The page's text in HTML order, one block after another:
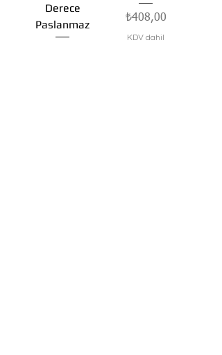
Derece
Paslanmaz
Fiyat
₺408,00
KDV dahil